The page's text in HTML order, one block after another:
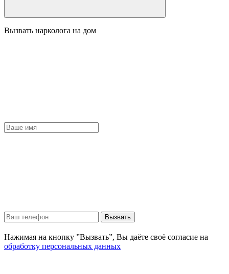
Вызвать нарколога на дом
Вызвать
Нажимая на кнопку ”Вызвать”, Вы даёте своё согласие на
обработку персональных данных